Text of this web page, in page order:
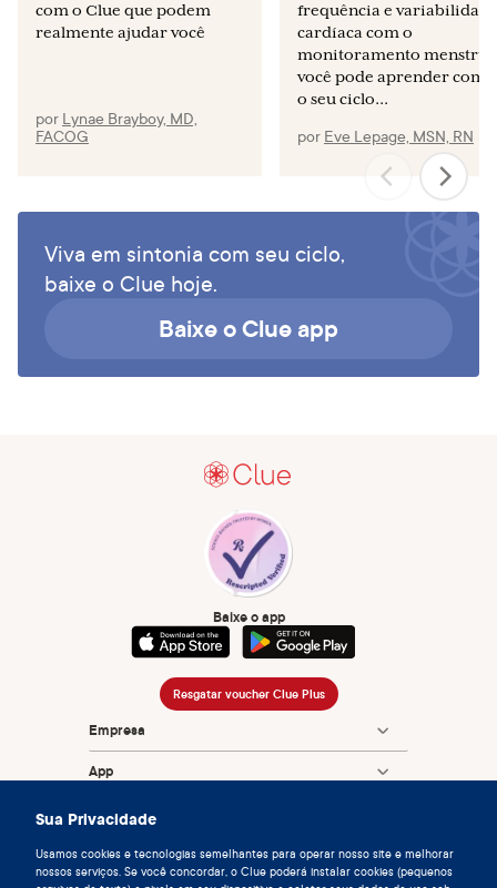
Sua Privacidade
Usamos cookies e tecnologias semelhantes para operar nosso site e melhorar
nossos serviços. Se você concordar, o Clue poderá instalar cookies (pequenos
com o Clue que podem
realmente ajudar você
por Lynae Brayboy, MD,
FACOG
frequência e variabilidade
cardíaca com o
monitoramento
você pode aprender como
o seu ciclo...
por Eve Lepage, MSN, RN
Viva em sintonia com seu ciclo,
baixe o Clue hoje.
Baixe o Clue app
Baixe o app
Resgatar voucher Clue Plus
Empresa
App
Enciclopédia
Informação